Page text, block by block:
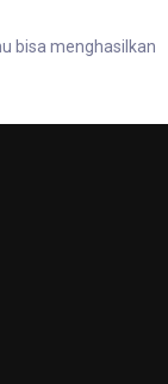
bisa menghasilkan